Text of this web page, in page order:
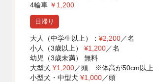
4輪車 ￥1,200
日帰り
大人（中学生以上）： ¥2,200／名
小人（3歳以上） ¥1,200／名
幼児（3歳未満） 無料
大型犬 ¥1,200／頭 ※体高が50cm以上
小型犬・中型犬 ¥1,000／頭